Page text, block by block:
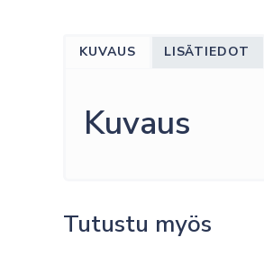
KUVAUS LISÄTIEDOT
Kuvaus
Tutustu myös